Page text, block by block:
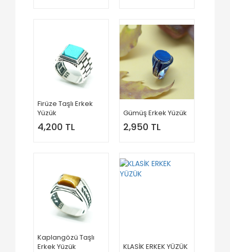
Firüze Taşlı Erkek
Yüzük
4,200 TL
Gümüş Erkek Yüzük
2,950 TL
Kaplangözü Taşlı
Erkek Yüzük
KLASİK ERKEK YÜZÜK